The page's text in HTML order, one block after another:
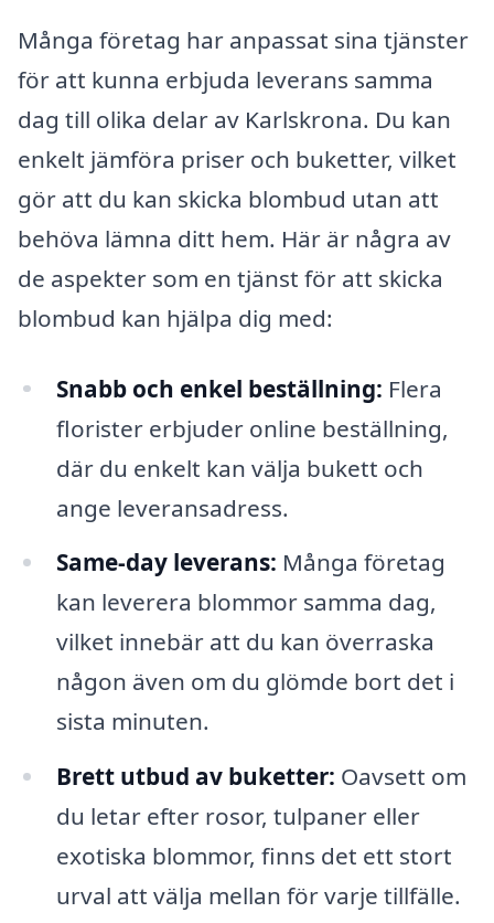
Många företag har anpassat sina tjänster
för att kunna erbjuda leverans samma
dag till olika delar av Karlskrona. Du kan
enkelt jämföra priser och buketter, vilket
gör att du kan skicka blombud utan att
behöva lämna ditt hem. Här är några av
de aspekter som en tjänst för att skicka
blombud kan hjälpa dig med:
Snabb och enkel beställning: Flera
florister erbjuder online beställning,
där du enkelt kan välja bukett och
ange leveransadress.
Same-day leverans: Många företag
kan leverera blommor samma dag,
vilket innebär att du kan överraska
någon även om du glömde bort det i
sista minuten.
Brett utbud av buketter: Oavsett om
du letar efter rosor, tulpaner eller
exotiska blommor, finns det ett stort
urval att välja mellan för varje tillfälle.